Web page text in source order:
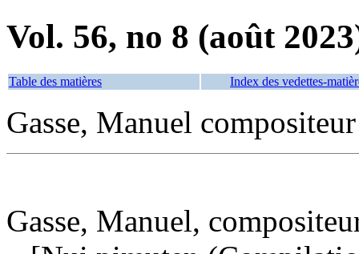
Vol. 56, no 8 (août
Table des matières Index des vedettes-
Gasse, Manuel
Gasse, Manuel,